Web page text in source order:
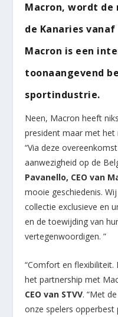
Macron, wordt
de Kanaries vanaf
Macron is een
toonaangevend
sportindustrie.
Neen, Macron heeft
president maar met het
“Via deze
aanwezigheid op de
Pavanello, CEO van
mooie geschiedenis.
collectie exclusieve en
en de toewijding van
vertegenwoordigen. ”
“Comfort en
het partnership met
CEO van STVV. “Met
onze spelers